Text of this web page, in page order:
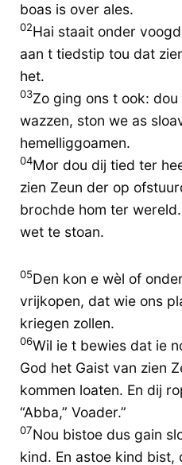
boas is over ales.
02Hai staait onder
aan t tiedstip tou dat
het.
03Zo ging ons t ook:
wazzen, ston we as
hemelliggoamen.
04Mor dou dij tied ter
zien Zeun der op
brochde hom ter
wet te stoan.
05Den kon e wèl of
vrijkopen, dat wie ons
kriegen zollen.
06Wil ie t bewies dat ie
God het Gaist van zien
kommen loaten. En dij
“Abba,” Voader.”
07Nou bistoe dus gain
kind. En astoe kind bist,